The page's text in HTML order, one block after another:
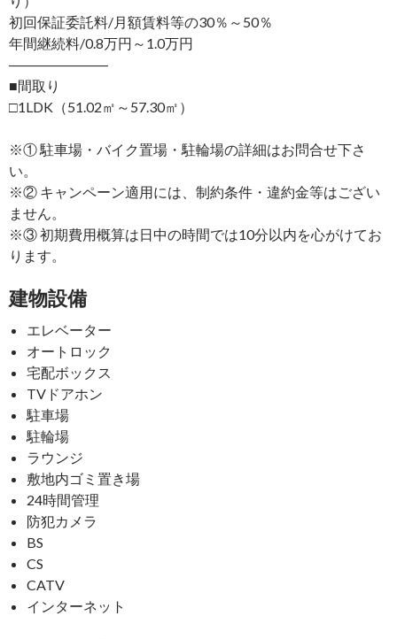
初回保証委託料/月額賃料等の30％～50％
年間継続料/0.8万円～1.0万円
―――――――
■間取り
□1LDK（51.02㎡～57.30㎡）
※① 駐車場・バイク置場・駐輪場の詳細はお問合せ下さ
い。
※② キャンペーン適用には、制約条件・違約金等はござい
ません。
※③ 初期費用概算は日中の時間では10分以内を心がけてお
ります。
建物設備
エレベーター
オートロック
宅配ボックス
TVドアホン
駐車場
駐輪場
ラウンジ
敷地内ゴミ置き場
24時間管理
防犯カメラ
BS
CS
CATV
インターネット